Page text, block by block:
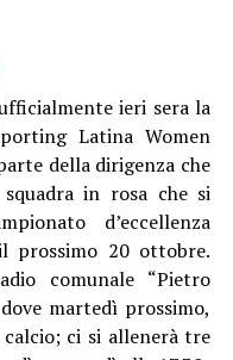
ieri sera la
Latina Women
della dirigenza che
in rosa che si
d’eccellenza
prossimo 20 ottobre.
comunale “Pietro
martedì prossimo,
ci si allenerà tre